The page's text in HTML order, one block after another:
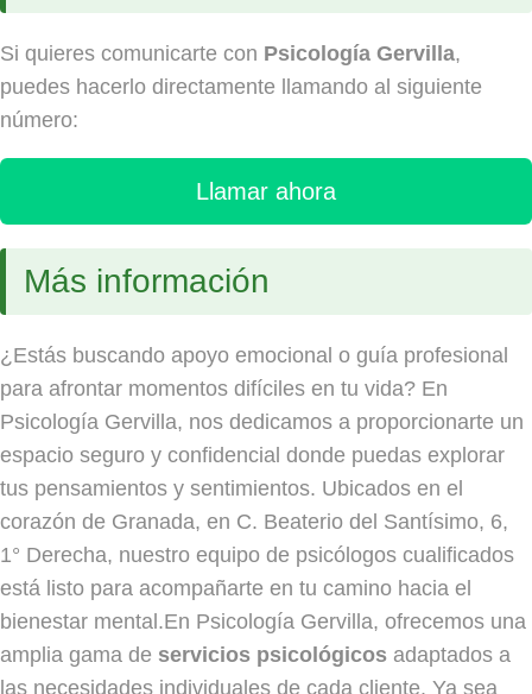
Si quieres comunicarte con Psicología Gervilla,
puedes hacerlo directamente llamando al siguiente
número:
Llamar ahora
Más información
¿Estás buscando apoyo emocional o guía profesional
para afrontar momentos difíciles en tu vida? En
Psicología Gervilla, nos dedicamos a proporcionarte un
espacio seguro y confidencial donde puedas explorar
tus pensamientos y sentimientos. Ubicados en el
corazón de Granada, en C. Beaterio del Santísimo, 6,
1° Derecha, nuestro equipo de psicólogos cualificados
está listo para acompañarte en tu camino hacia el
bienestar mental.En Psicología Gervilla, ofrecemos una
amplia gama de servicios psicológicos adaptados a
las necesidades individuales de cada cliente. Ya sea